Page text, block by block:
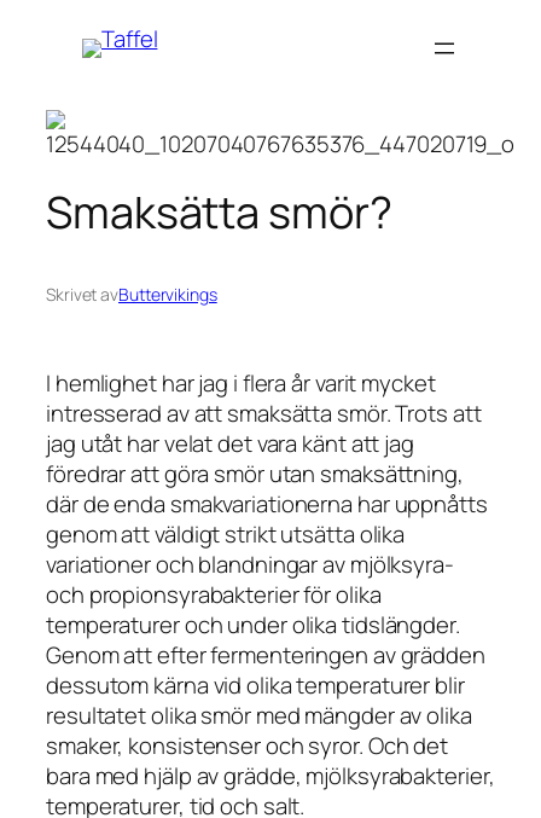
Smaksätta smör?
Skrivet avButtervikings
I hemlighet har jag i flera år varit mycket
intresserad av att smaksätta smör. Trots att
jag utåt har velat det vara känt att jag
föredrar att göra smör utan smaksättning,
där de enda smakvariationerna har uppnåtts
genom att väldigt strikt utsätta olika
variationer och blandningar av mjölksyra-
och propionsyrabakterier för olika
temperaturer och under olika tidslängder.
Genom att efter fermenteringen av grädden
dessutom kärna vid olika temperaturer blir
resultatet olika smör med mängder av olika
smaker, konsistenser och syror. Och det
bara med hjälp av grädde, mjölksyrabakterier,
temperaturer, tid och salt.